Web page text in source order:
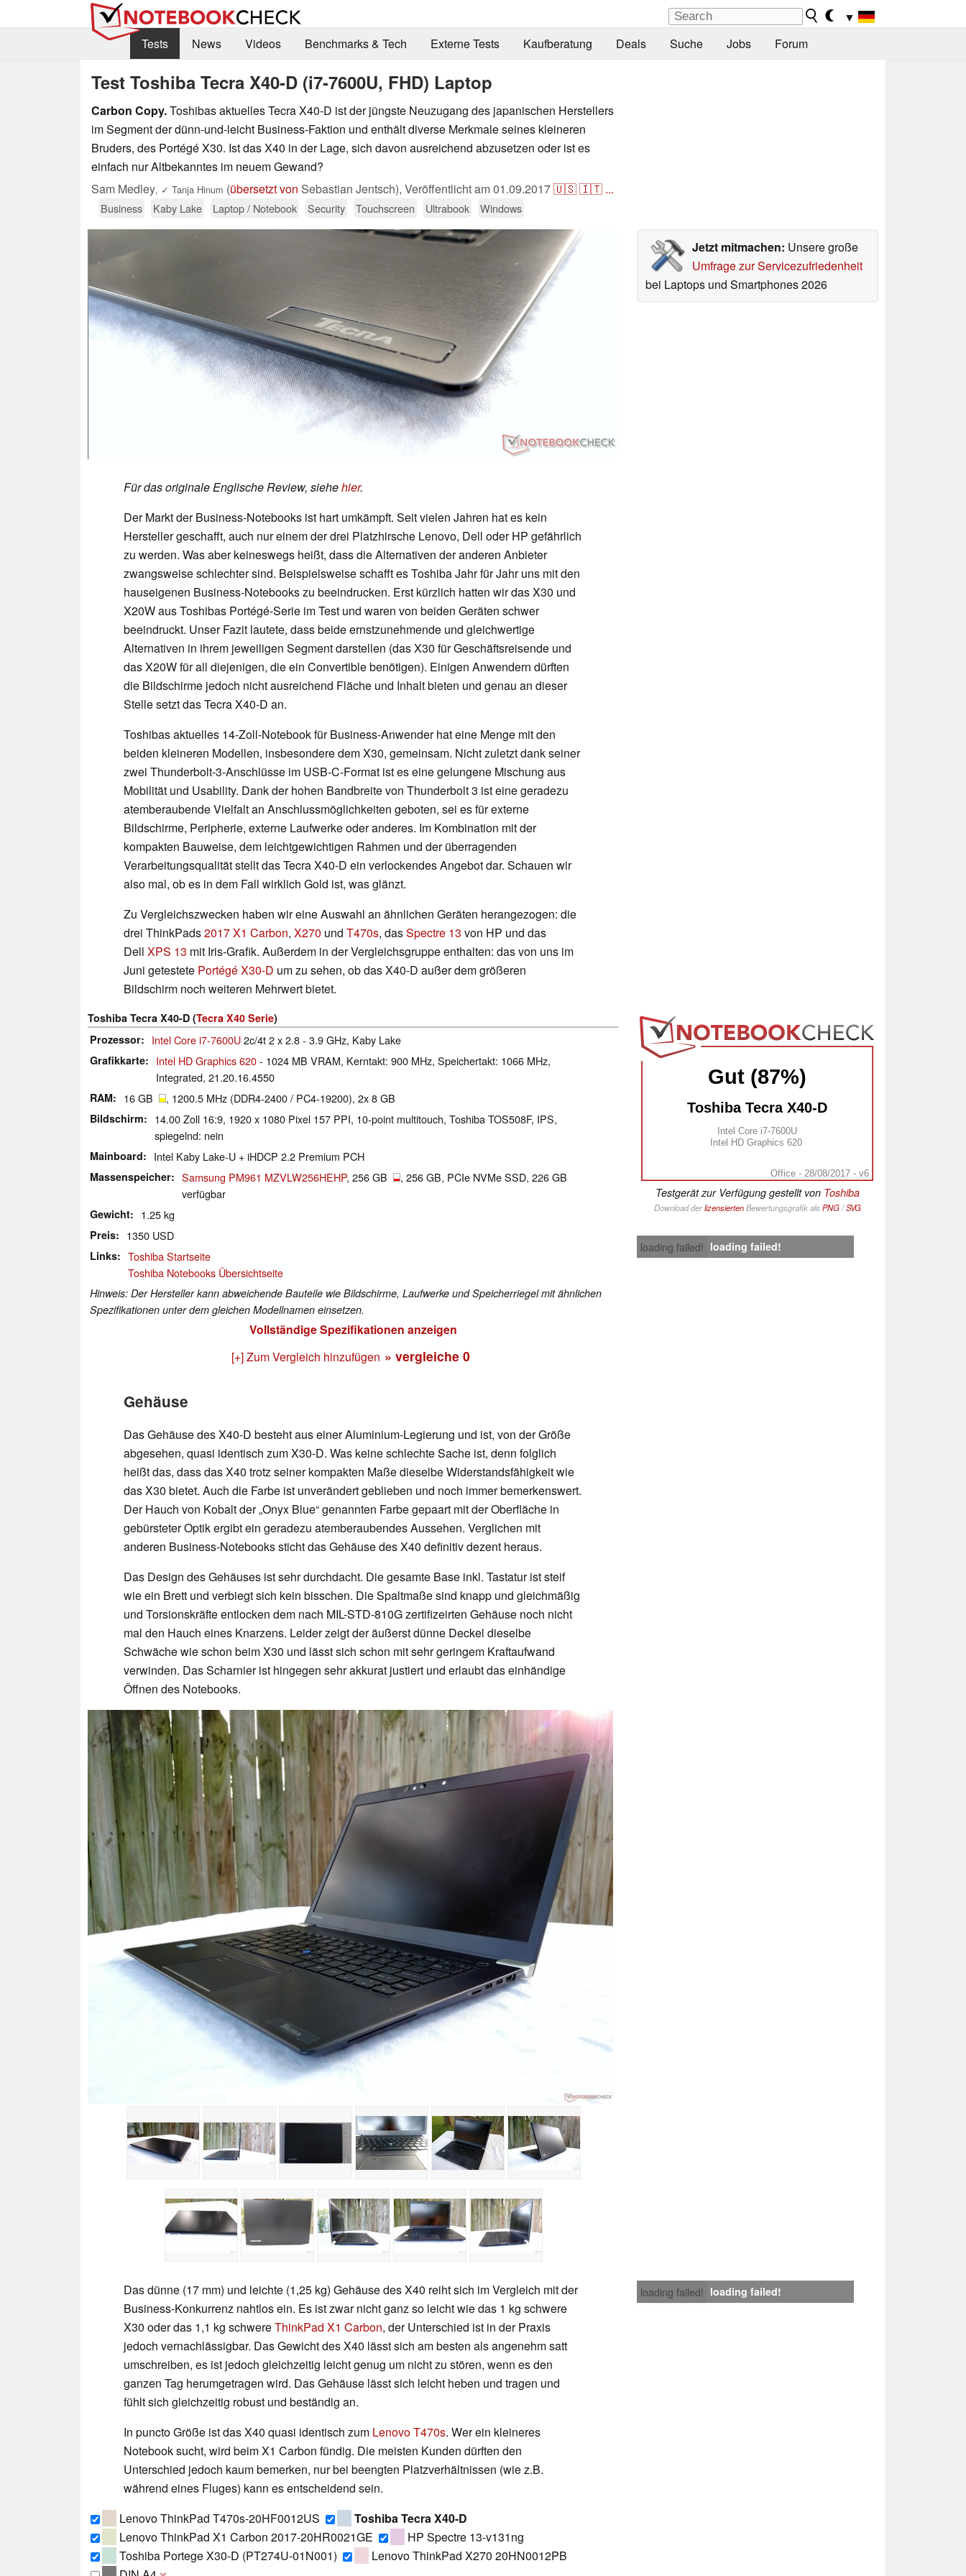
▼
Tests
News Videos Benchmarks & Tech Externe Tests Kaufberatung Deals Suche Jobs Forum
Test Toshiba Tecra X40-D (i7-7600U, FHD) Laptop
Carbon Copy.Toshibas aktuelles Tecra X40-D ist der jüngste Neuzugang des japanischen Herstellers
im Segment der dünn-und-leicht Business-Faktion und enthält diverse Merkmale seines kleineren
Bruders, des Portégé X30. Ist das X40 in der Lage, sich davon ausreichend abzusetzen oder ist es
einfach nur Altbekanntes im neuem Gewand?
Sam Medley, ✓ Tanja Hinum (übersetzt von Sebastian Jentsch), Veröffentlicht am01.09.2017🇺🇸🇮🇹 ...
Business Kaby Lake Laptop / Notebook Security Touchscreen Ultrabook Windows
Jetzt mitmachen: Unsere große
Umfrage zur Servicezufriedenheit
bei Laptops und Smartphones 2026
Für das originale Englische Review, siehehier.
Der Markt der Business-Notebooks ist hart umkämpft. Seit vielen Jahren hat es kein
Hersteller geschafft, auch nur einem der drei Platzhirsche Lenovo, Dell oder HP gefährlich
zu werden. Was aber keineswegs heißt, dass die Alternativen der anderen Anbieter
zwangsweise schlechter sind. Beispielsweise schafft es Toshiba Jahr für Jahr uns mit den
hauseigenen Business-Notebooks zu beeindrucken. Erst kürzlich hatten wir das X30 und
X20W aus Toshibas Portégé-Serie im Test und waren von beiden Geräten schwer
beeindruckt. Unser Fazit lautete, dass beide ernstzunehmende und gleichwertige
Alternativen in ihrem jeweiligen Segment darstellen (das X30 für Geschäftsreisende und
das X20W für all diejenigen, die ein Convertible benötigen). Einigen Anwendern dürften
die Bildschirme jedoch nicht ausreichend Fläche und Inhalt bieten und genau an dieser
Stelle setzt das Tecra X40-D an.
Toshibas aktuelles 14-Zoll-Notebook für Business-Anwender hat eine Menge mit den
beiden kleineren Modellen, insbesondere dem X30, gemeinsam. Nicht zuletzt dank seiner
zwei Thunderbolt-3-Anschlüsse im USB-C-Format ist es eine gelungene Mischung aus
Mobilität und Usability. Dank der hohen Bandbreite von Thunderbolt 3 ist eine geradezu
atemberaubende Vielfalt an Anschlussmöglichkeiten geboten, sei es für externe
Bildschirme, Peripherie, externe Laufwerke oder anderes. Im Kombination mit der
kompakten Bauweise, dem leichtgewichtigen Rahmen und der überragenden
Verarbeitungsqualität stellt das Tecra X40-D ein verlockendes Angebot dar. Schauen wir
also mal, ob es in dem Fall wirklich Gold ist, was glänzt.
Zu Vergleichszwecken haben wir eine Auswahl an ähnlichen Geräten herangezogen: die
drei ThinkPads2017 X1 Carbon, X270 und T470s, dasSpectre 13 von HP und das
Dell XPS 13 mit Iris-Grafik. Außerdem in der Vergleichsgruppe enthalten: das von uns im
Juni getestete Portégé X30-D um zu sehen, ob das X40-D außer dem größeren
Bildschirm noch weiteren Mehrwert bietet.
Gut (87%)
Toshiba Tecra X40-D
Intel Core i7-7600U
Intel HD Graphics 620
Office - 28/08/2017 - v6
Testgerät zur Verfügung gestellt von Toshiba
Download derlizensiertenBewertungsgrafik als PNG/SVG
loading failed! loading failed!
Toshiba Tecra X40-D (Tecra X40 Serie)
Prozessor
Intel Core i7-7600U2c/4t 2 x 2.8 - 3.9 GHz, Kaby Lake
Grafikkarte Intel HD Graphics 620- 1024 MB VRAM, Kerntakt: 900 MHz, Speichertakt: 1066 MHz,
Integrated, 21.20.16.4550
RAM 16 GB , 1200.5 MHz (DDR4-2400 / PC4-19200), 2x 8 GB
Bildschirm
14.00 Zoll 16:9, 1920 x 1080 Pixel 157 PPI, 10-point multitouch, Toshiba TOS508F, IPS,
spiegelnd: nein
Mainboard Intel Kaby Lake-U + iHDCP 2.2 Premium PCH
Massenspeicher Samsung PM961 MZVLW256HEHP, 256 GB
, 256 GB, PCIe NVMe SSD, 226 GB
verfügbar
Gewicht 1.25 kg
Preis 1350 USD
Links
Toshiba Startseite
Toshiba Notebooks Übersichtseite
Hinweis: Der Hersteller kann abweichende Bauteile wie Bildschirme, Laufwerke und Speicherriegel mit ähnlichen
Spezifikationen unter dem gleichen Modellnamen einsetzen.
Vollständige Spezifikationen anzeigen
[+] Zum Vergleich hinzufügen » vergleiche 0
Gehäuse
Das Gehäuse des X40-D besteht aus einer Aluminium-Legierung und ist, von der Größe
abgesehen, quasi identisch zum X30-D. Was keine schlechte Sache ist, denn folglich
heißt das, dass das X40 trotz seiner kompakten Maße dieselbe Widerstandsfähigkeit wie
das X30 bietet. Auch die Farbe ist unverändert geblieben und noch immer bemerkenswert.
Der Hauch von Kobalt der „Onyx Blue“ genannten Farbe gepaart mit der Oberfläche in
gebürsteter Optik ergibt ein geradezu atemberaubendes Aussehen. Verglichen mit
anderen Business-Notebooks sticht das Gehäuse des X40 definitiv dezent heraus.
Das Design des Gehäuses ist sehr durchdacht. Die gesamte Base inkl. Tastatur ist steif
wie ein Brett und verbiegt sich kein bisschen. Die Spaltmaße sind knapp und gleichmäßig
und Torsionskräfte entlocken dem nach MIL-STD-810G zertifizeirten Gehäuse noch nicht
mal den Hauch eines Knarzens. Leider zeigt der äußerst dünne Deckel dieselbe
Schwäche wie schon beim X30 und lässt sich schon mit sehr geringem Kraftaufwand
verwinden. Das Scharnier ist hingegen sehr akkurat justiert und erlaubt das einhändige
Öffnen des Notebooks.
loading failed! loading failed!
Das dünne (17 mm) und leichte (1,25 kg) Gehäuse des X40 reiht sich im Vergleich mit der
Business-Konkurrenz nahtlos ein. Es ist zwar nicht ganz so leicht wie das 1 kg schwere
X30 oder das 1,1 kg schwereThinkPad X1 Carbon, der Unterschied ist in der Praxis
jedoch vernachlässigbar. Das Gewicht des X40 lässt sich am besten als angenehm satt
umschreiben, es ist jedoch gleichzeitig leicht genug um nicht zu stören, wenn es den
ganzen Tag herumgetragen wird. Das Gehäuse lässt sich leicht heben und tragen und
fühlt sich gleichzeitig robust und beständig an.
In puncto Größe ist das X40 quasi identisch zum Lenovo T470s. Wer ein kleineres
Notebook sucht, wird beim X1 Carbon fündig. Die meisten Kunden dürften den
Unterschied jedoch kaum bemerken, nur bei beengten Platzverhältnissen (wie z.B.
während eines Fluges) kann es entscheidend sein.
Lenovo ThinkPad T470s-20HF0012US
Toshiba Tecra X40-D
Lenovo ThinkPad X1 Carbon 2017-20HR0021GE
HP Spectre 13-v131ng
Toshiba Portege X30-D (PT274U-01N001)
Lenovo ThinkPad X270 20HN0012PB